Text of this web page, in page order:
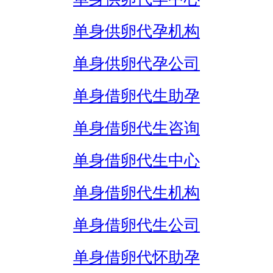
单身供卵代孕机构
单身供卵代孕公司
单身借卵代生助孕
单身借卵代生咨询
单身借卵代生中心
单身借卵代生机构
单身借卵代生公司
单身借卵代怀助孕